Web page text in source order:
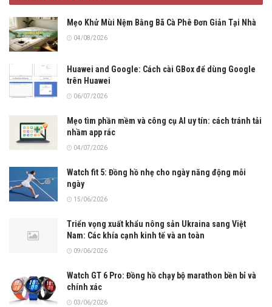
Mẹo Khử Mùi Nệm Bằng Bã Cà Phê Đơn Giản Tại Nhà
04/08/2026
Huawei and Google: Cách cài GBox để dùng Google
trên Huawei
06/07/2026
Mẹo tìm phần mềm và công cụ AI uy tín: cách tránh tải
nhầm app rác
04/07/2026
Watch fit 5: Đồng hồ nhẹ cho ngày năng động mỗi
ngày
15/06/2026
Triển vọng xuất khẩu nông sản Ukraina sang Việt
Nam: Các khía cạnh kinh tế và an toàn
09/06/2026
Watch GT 6 Pro: Đồng hồ chạy bộ marathon bền bỉ và
chính xác
03/06/2026